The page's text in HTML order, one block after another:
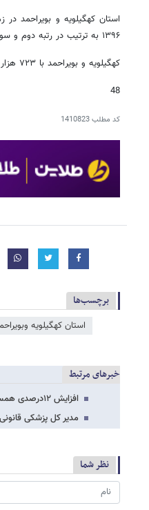
۱۳۹۶ به ترتیب در رتبه دوم و سوم قرار گرفت.
کهگیلویه و بویراحمد با ۷۲۳ هزار نفر جمعیت دارای ۹ شهرستان و ۱۷ شهر است.
48
کد مطلب1410823
برچسب‌ها
استان کهگیلویه
خبرهای مرتبط
افزایش ۱۲درصدی همسرآزاری در کهگیلویه و بویراحمد
مدیر کل پزشکی قانونی استان :۹۲ نفر در شش ماهه اول سال
نظر شما